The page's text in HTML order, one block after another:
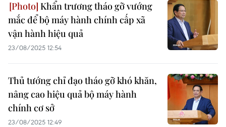
Khẩn trương tháo gỡ vướng
mắc để bộ máy hành chính cấp xã
vận hành hiệu quả
23/08/2025 12:54
Thủ tướng chỉ đạo tháo gỡ khó khăn,
nâng cao hiệu quả bộ máy hành
chính cơ sở
23/08/2025 12:49